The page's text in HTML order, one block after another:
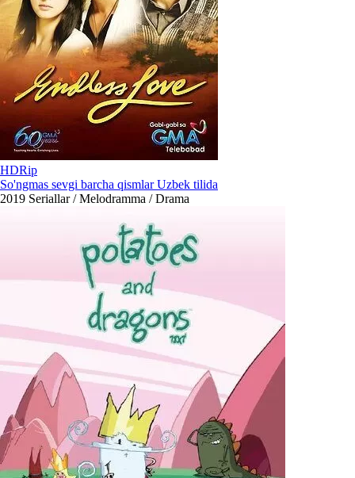
HDRip
So'ngmas sevgi barcha qismlar Uzbek tilida
2019 Seriallar / Melodramma / Drama